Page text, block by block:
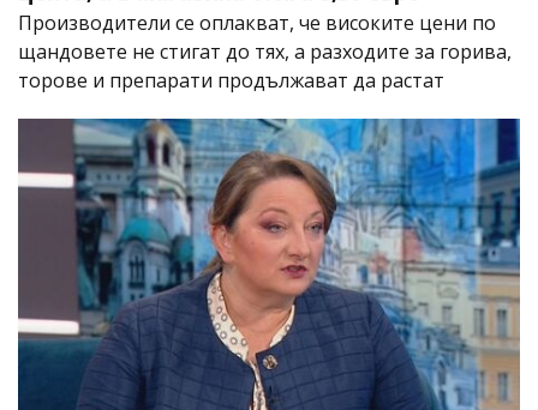
Производители се оплакват, че високите цени по
щандовете не стигат до тях, а разходите за горива,
торове и препарати продължават да растат